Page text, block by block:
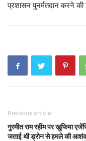
प्रशासन पुनर्मतदान करने की
Previous article
गुरमीत राम रहीम पर खुफिया
जताई थी ड्रोन से हमले की